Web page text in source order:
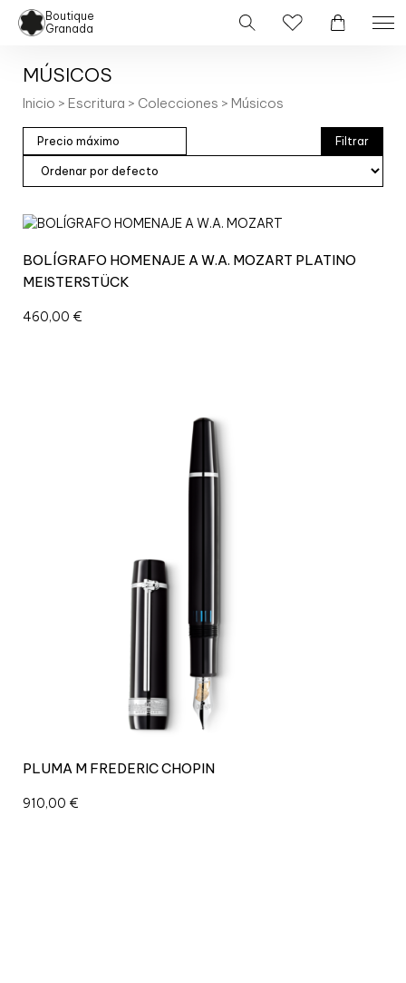
Boutique
Granada
MÚSICOS
Inicio > Escritura > Colecciones > Músicos
Filtrar
BOLÍGRAFO HOMENAJE A W.A. MOZART PLATINO
MEISTERSTÜCK
460,00 €
PLUMA M FREDERIC CHOPIN
910,00 €